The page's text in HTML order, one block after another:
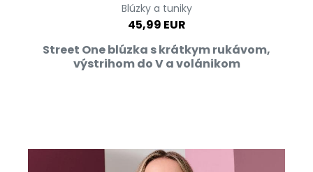
Blúzky a tuniky
45,99 EUR
Street One blúzka s krátkym rukávom,
výstrihom do V a volánikom